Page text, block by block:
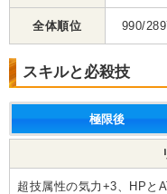
全体順位 990/
スキルと必殺技
極限後
超技属性の気力+3、HPと